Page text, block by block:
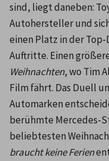
sind, liegt daneben:
Autohersteller und
einen Platz in der Top-
Auftritte. Einen
Weihnachten, wo Tim
Film fährt. Das Duell
Automarken
berühmte Mercedes-
beliebtesten
braucht keine Ferien